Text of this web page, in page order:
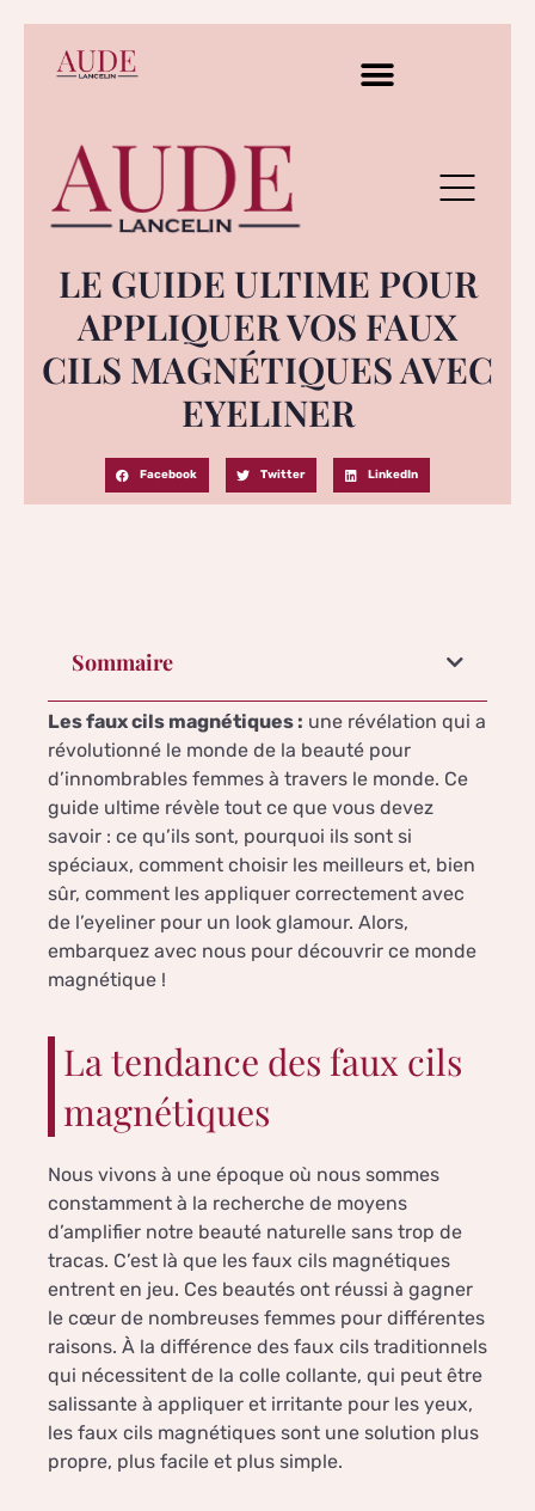
LE GUIDE ULTIME POUR
APPLIQUER VOS FAUX
CILS MAGNÉTIQUES AVEC
EYELINER
Facebook Twitter LinkedIn
Sommaire
Les faux cils magnétiques : une révélation qui a
révolutionné le monde de la beauté pour
d’innombrables femmes à travers le monde. Ce
guide ultime révèle tout ce que vous devez
savoir : ce qu’ils sont, pourquoi ils sont si
spéciaux, comment choisir les meilleurs et, bien
sûr, comment les appliquer correctement avec
de l’eyeliner pour un look glamour. Alors,
embarquez avec nous pour découvrir ce monde
magnétique !
La tendance des faux cils
magnétiques
Nous vivons à une époque où nous sommes
constamment à la recherche de moyens
d’amplifier notre beauté naturelle sans trop de
tracas. C’est là que les faux cils magnétiques
entrent en jeu. Ces beautés ont réussi à gagner
le cœur de nombreuses femmes pour différentes
raisons. À la différence des faux cils traditionnels
qui nécessitent de la colle collante, qui peut être
salissante à appliquer et irritante pour les yeux,
les faux cils magnétiques sont une solution plus
propre, plus facile et plus simple.